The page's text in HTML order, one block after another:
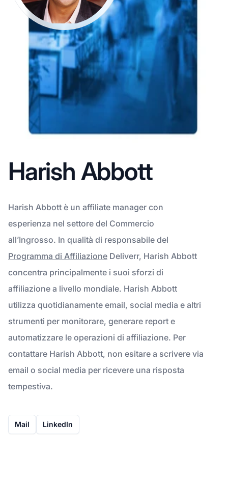
Harish Abbott
Harish Abbott è un affiliate manager con
esperienza nel settore del Commercio
all’Ingrosso. In qualità di responsabile del
Programma di Affiliazione Deliverr, Harish Abbott
concentra principalmente i suoi sforzi di
affiliazione a livello mondiale. Harish Abbott
utilizza quotidianamente email, social media e altri
strumenti per monitorare, generare report e
automatizzare le operazioni di affiliazione. Per
contattare Harish Abbott, non esitare a scrivere via
email o social media per ricevere una risposta
tempestiva.
Mail LinkedIn